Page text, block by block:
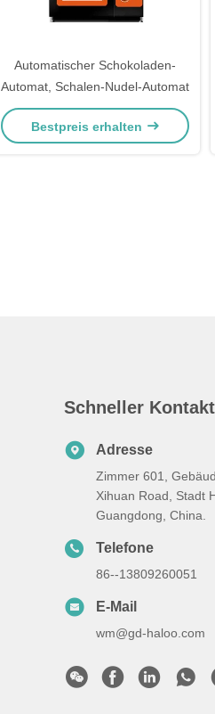
Automatischer Schokoladen-
Automat, Schalen-Nudel-Automat
Bestpreis erhalten
Schneller Kontakt
Adresse
Zimmer 601,
Xihuan Road, Stadt
Guangdong, China.
Telefone
86--13809260051
E-Mail
wm@gd-haloo.com